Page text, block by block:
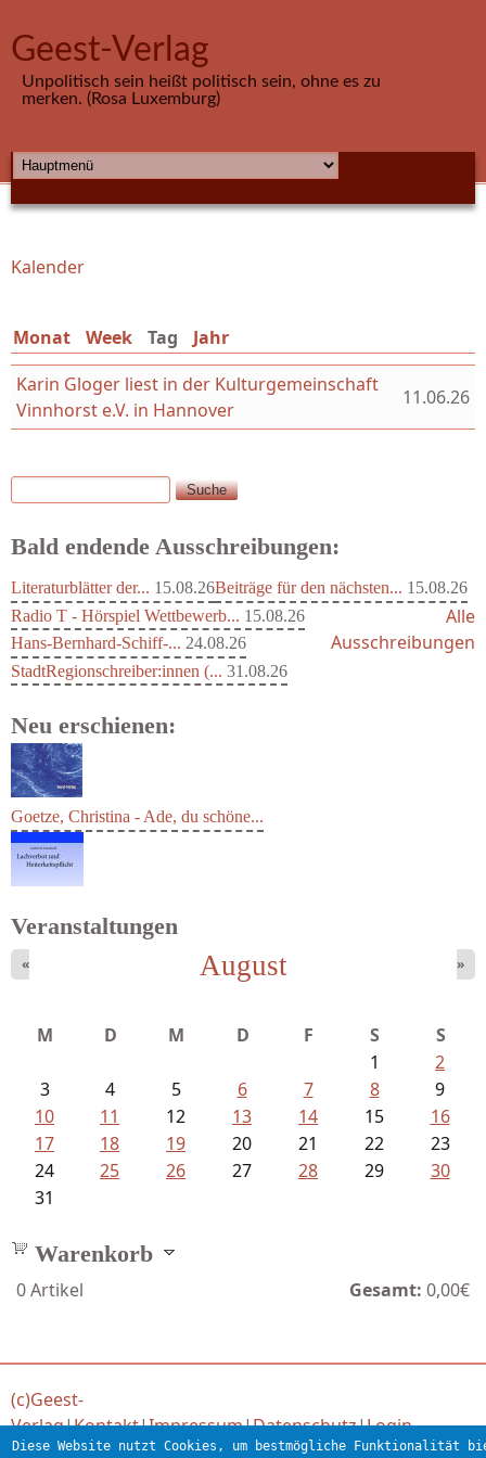
Geest-Verlag
Unpolitisch sein heißt politisch sein, ohne es zu
merken. (Rosa Luxemburg)
HAUPTMENÜ
Sie sind hier
Kalender
Monat Week Tag (aktiver Reiter)
Jahr
Karin Gloger liest in der Kulturgemeinschaft
Vinnhorst e.V. in Hannover
11.06.26
Suchformular
Suche
Bald endende Ausschreibungen:
Literaturblätter der... 15.08.26Beiträge für den nächsten... 15.08.26
Radio T - Hörspiel Wettbewerb... 15.08.26
Hans-Bernhard-Schiff-... 24.08.26
StadtRegionschreiber:innen (... 31.08.26
Alle
Ausschreibungen
Neu erschienen:
Goetze, Christina - Ade, du schöne...
Veranstaltungen
August
« »
M D M D F S
S
1
2
3
4 5 6 7 8
9
10
11 12 13 14 15
16
17
18 19 20 21 22
23
24
25 26 27 28 29
30
31
Warenkorb
0Artikel Gesamt: 0,00€
(c)Geest-
Verlag|Kontakt|Impressum|Datenschutz|Login
Diese Website nutzt Cookies, um bestmögliche Funktionalität